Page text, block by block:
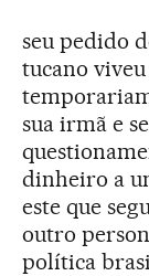
seu pedido
tucano
sua irmã e
dinheiro a
este que
outro
política